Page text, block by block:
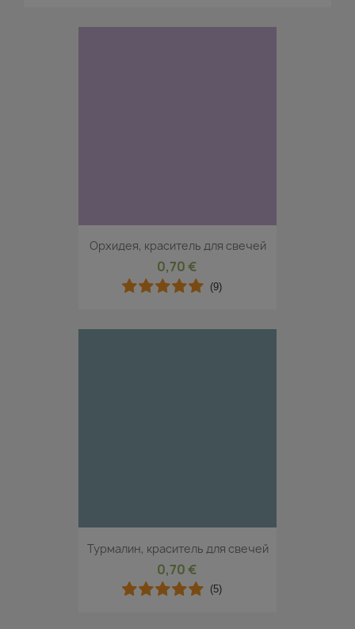
Орхидея, краситель для свечей
0,70 €
(9)
Турмалин, краситель для свечей
0,70 €
(5)